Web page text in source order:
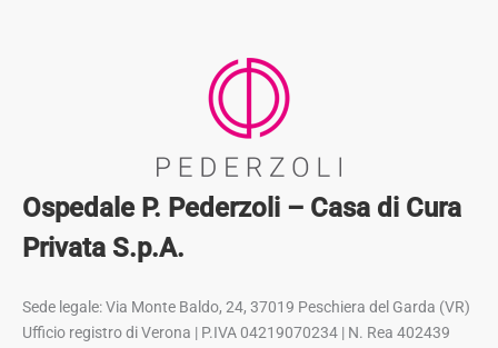
Ospedale P. Pederzoli – Casa di Cura
Privata S.p.A.
Sede legale: Via Monte Baldo, 24, 37019 Peschiera del Garda (VR)
Ufficio registro di Verona | P.IVA 04219070234 | N. Rea 402439